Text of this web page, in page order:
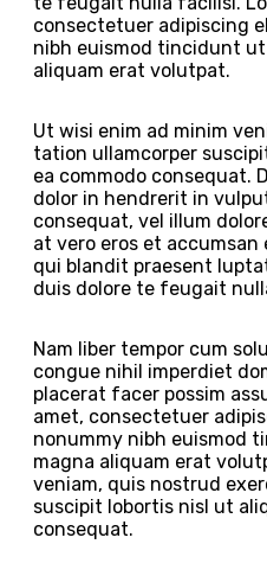
consectetuer adipiscing
nibh euismod tincidunt
aliquam erat volutpat.
Ut wisi enim ad minim
tation ullamcorper
ea commodo consequat.
dolor in hendrerit in
consequat, vel illum
at vero eros et
qui blandit praesent
duis dolore te feugait
Nam liber tempor cum
congue nihil imperdiet
placerat facer possim
amet, consectetuer
nonummy nibh euismod
magna aliquam erat
veniam, quis nostrud
suscipit lobortis nisl ut
consequat.